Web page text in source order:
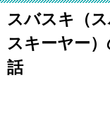
スバスキ（
スキーヤー
話